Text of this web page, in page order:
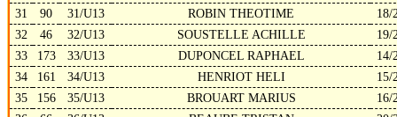
31
90 31/U13 ROBIN THEOTIME
18/
32
46 32/U13 SOUSTELLE ACHILLE
19/
33
173 33/U13 DUPONCEL RAPHAEL
14/
34
161 34/U13 HENRIOT HELI
15/
35
156 35/U13 BROUART MARIUS
16/